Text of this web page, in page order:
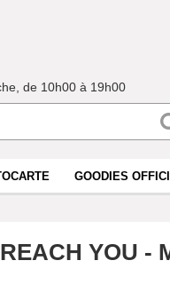
de 10h00 à 19h00
GOODIES
YOU -